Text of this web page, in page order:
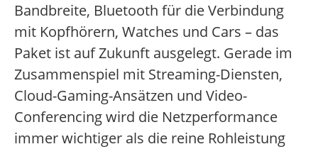
Bandbreite, Bluetooth für die Verbindung
mit Kopfhörern, Watches und Cars – das
Paket ist auf Zukunft ausgelegt. Gerade im
Zusammenspiel mit Streaming-Diensten,
Cloud-Gaming-Ansätzen und Video-
Conferencing wird die Netzperformance
immer wichtiger als die reine Rohleistung